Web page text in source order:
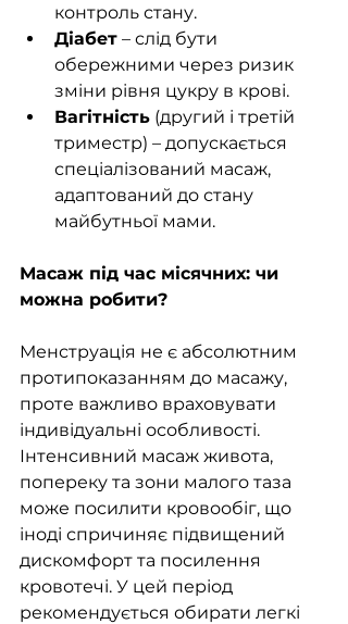
контроль стану.
Діабет – слід бути
обережними через ризик
зміни рівня цукру в крові.
Вагітність (другий і третій
триместр) – допускається
спеціалізований масаж,
адаптований до стану
майбутньої мами.
Масаж під час місячних: чи
можна робити?
Менструація не є абсолютним
протипоказанням до масажу,
проте важливо враховувати
індивідуальні особливості.
Інтенсивний масаж живота,
попереку та зони малого таза
може посилити кровообіг, що
іноді спричиняє підвищений
дискомфорт та посилення
кровотечі. У цей період
рекомендується обирати легкі